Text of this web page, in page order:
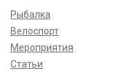
Рыбалка
Велоспорт
Мероприятия
Статьи